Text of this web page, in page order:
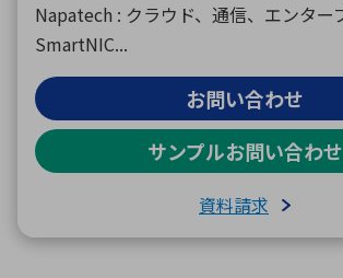
Napatech : クラウド、通信、エンター
SmartNIC...
お問い合わせ
サンプルお問い合わせ
資料請求